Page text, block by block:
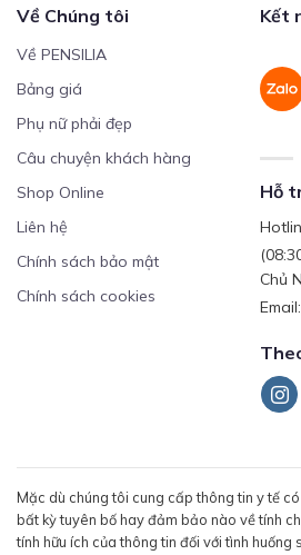
Về Chúng tôi
Về PENSILIA
Bảng giá
Phụ nữ phải đẹp
Câu chuyện khách hàng
Shop Online
Liên hệ
Chính sách bảo mật
Chính sách cookies
Kết
Hỗ
Chủ
Email:
Mặc dù chúng tôi cung cấp thông tin y tế
bất kỳ tuyên bố hay đảm bảo nào về tính
tính hữu ích của thông tin đối với tình huống